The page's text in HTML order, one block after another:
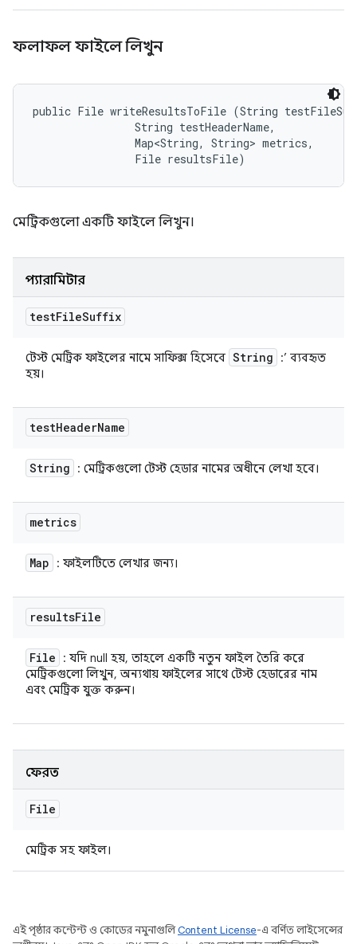
ফলাফল ফাইলে লিখুন
public File writeResultsToFile (String
                String testHeaderName,
                Map<String, String> metrics,
                File resultsFile)
মেট্রিকগুলো একটি ফাইলে লিখুন।
প্যারামিটার
testFileSuffix
টেস্ট মেট্রিক ফাইলের নামে সাফিক্স হিসেবে String
:’ ব্যবহৃত
হয়।
testHeaderName
String : মেট্রিকগুলো টেস্ট হেডার নামের অধীনে লেখা হবে।
metrics
Map : ফাইলটিতে লেখার জন্য।
resultsFile
File
: যদি null হয়, তাহলে একটি নতুন ফাইল তৈরি করে
মেট্রিকগুলো লিখুন, অন্যথায় ফাইলের সাথে টেস্ট হেডারের নাম
এবং মেট্রিক যুক্ত করুন।
ফেরত
File
মেট্রিক সহ ফাইল।
এই পৃষ্ঠার কন্টেন্ট ও কোডের নমুনাগুলিContent License-এ বর্ণিত লাইসেন্সের